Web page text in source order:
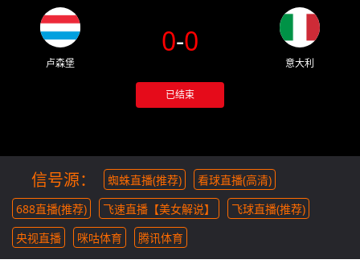
卢森堡
0-0
已结束
意大利
信号源： 蜘蛛直播(推荐)
看球直播(高清)
688直播(推荐)
飞速直播【美女解说】
飞球直播(推荐)
央视直播
咪咕体育 腾讯体育